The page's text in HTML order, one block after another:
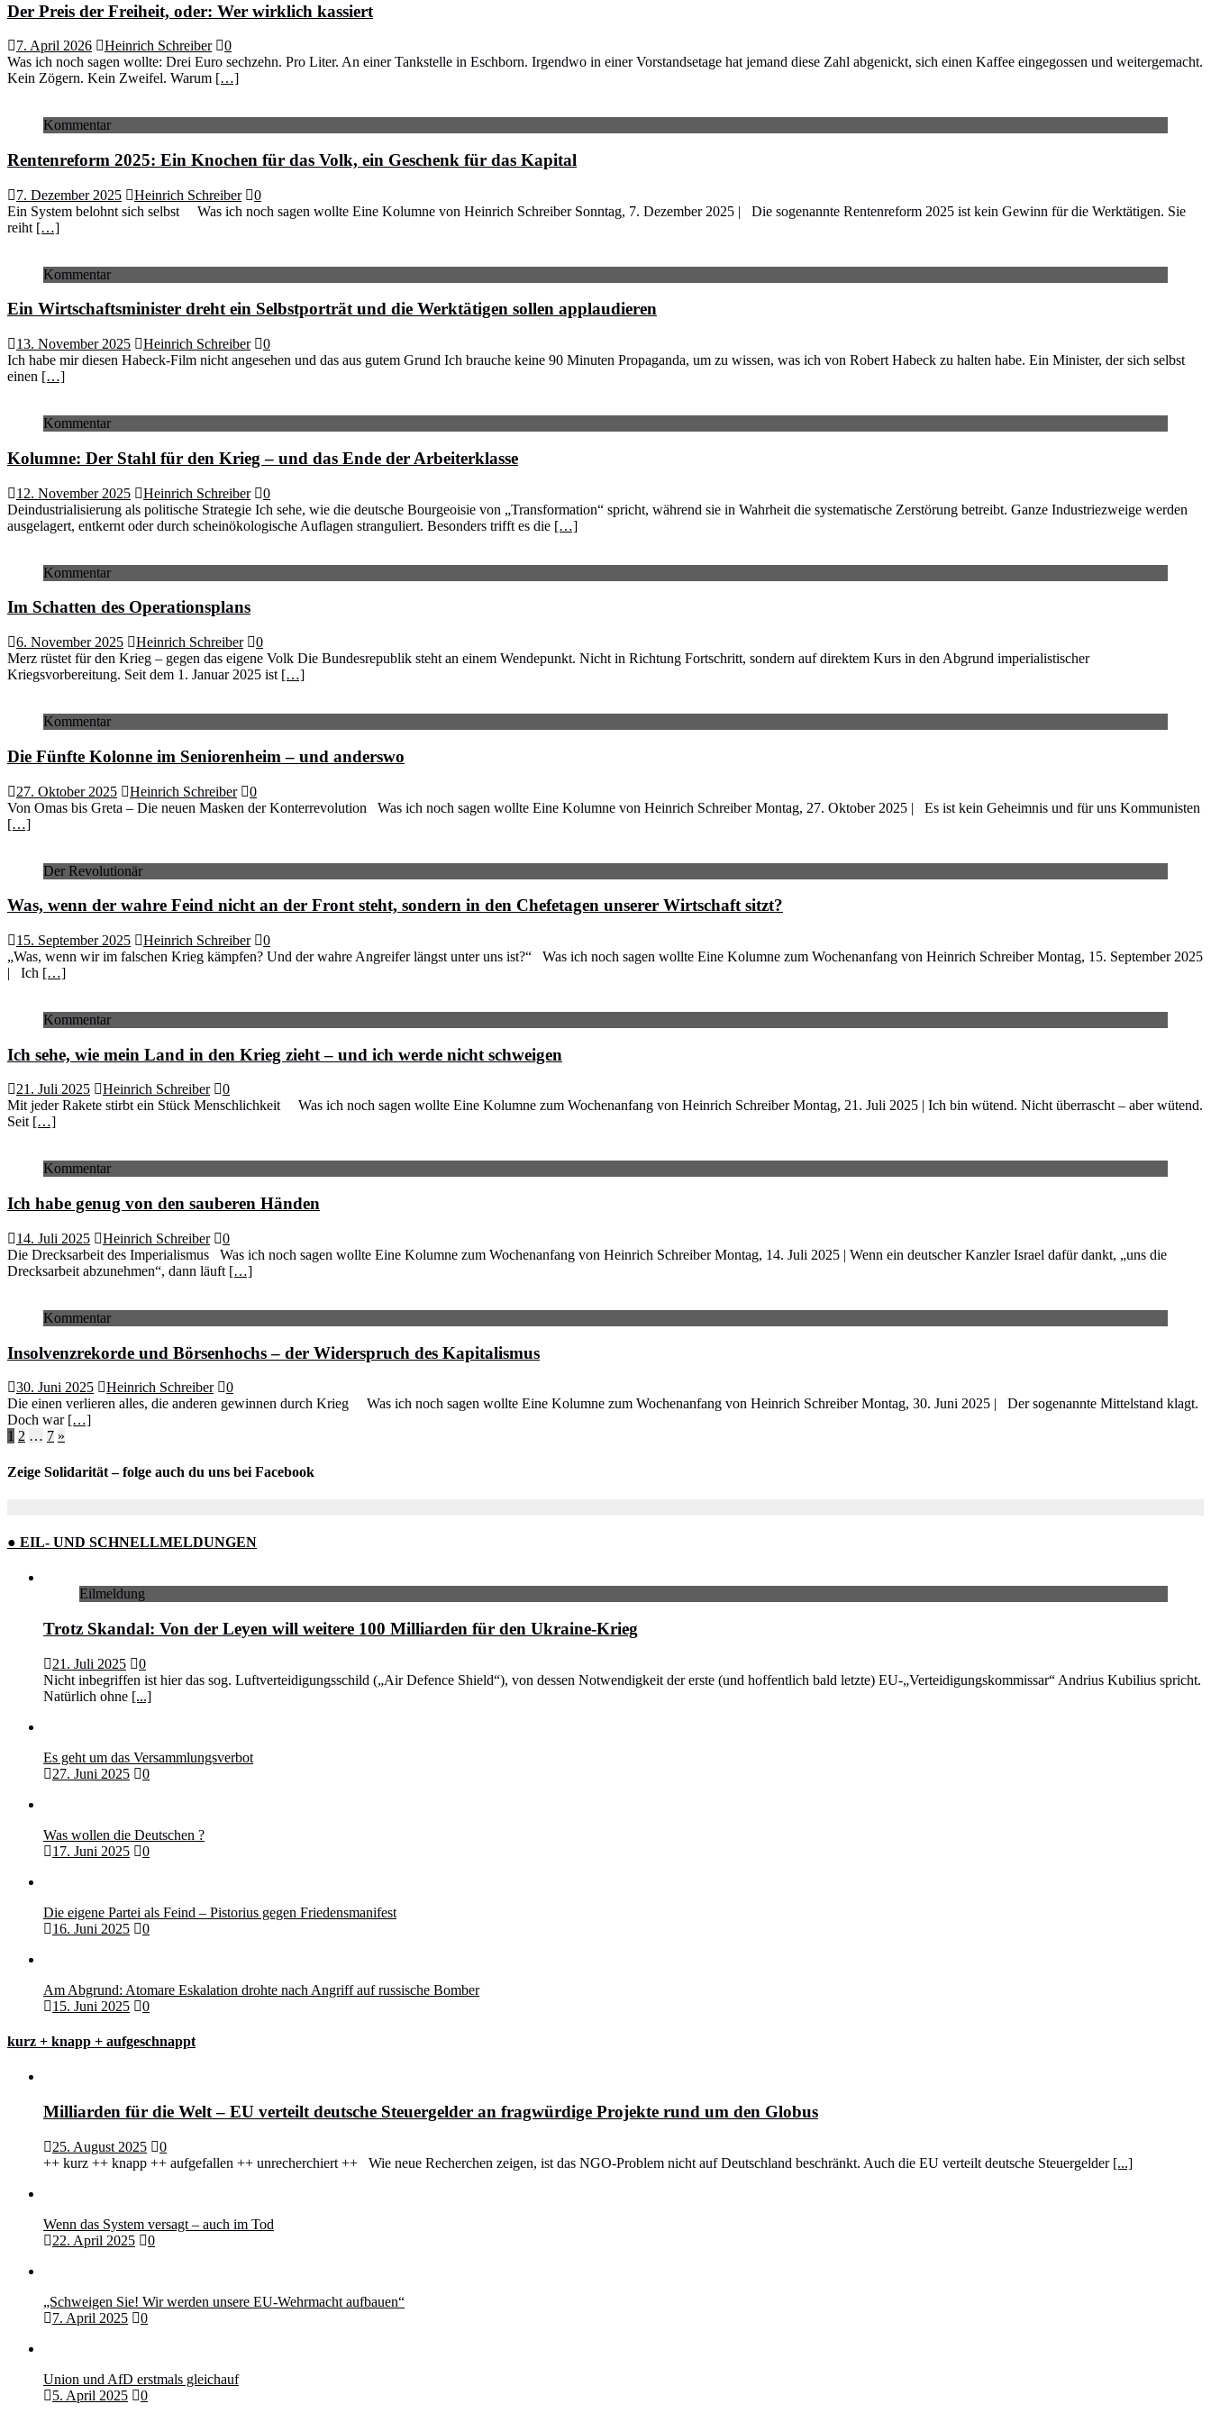
Der Preis der Freiheit, oder: Wer wirklich kassiert
7. April 2026 Heinrich Schreiber
0
Was ich noch sagen wollte: Drei Euro sechzehn. Pro Liter. An einer Tankstelle in Eschborn. Irgendwo in einer Vorstandsetage hat jemand diese Zahl abgenickt, sich einen Kaffee eingegossen und weitergemacht.
Kein Zögern. Kein Zweifel. Warum […]
Kommentar
Rentenreform 2025: Ein Knochen für das Volk, ein Geschenk für das Kapital
7. Dezember 2025 Heinrich Schreiber
0
Ein System belohnt sich selbst Was ich noch sagen wollte Eine Kolumne von Heinrich Schreiber Sonntag, 7. Dezember 2025 | Die sogenannte Rentenreform 2025 ist kein Gewinn für die Werktätigen. Sie
reiht […]
Kommentar
Ein Wirtschaftsminister dreht ein Selbstporträt und die Werktätigen sollen applaudieren
13. November 2025 Heinrich Schreiber
0
Ich habe mir diesen Habeck-Film nicht angesehen und das aus gutem Grund Ich brauche keine 90 Minuten Propaganda, um zu wissen, was ich von Robert Habeck zu halten habe. Ein Minister, der sich selbst
einen […]
Kommentar
Kolumne: Der Stahl für den Krieg – und das Ende der Arbeiterklasse
12. November 2025 Heinrich Schreiber
0
Deindustrialisierung als politische Strategie Ich sehe, wie die deutsche Bourgeoisie von „Transformation“ spricht, während sie in Wahrheit die systematische Zerstörung betreibt. Ganze Industriezweige werden
ausgelagert, entkernt oder durch scheinökologische Auflagen stranguliert. Besonders trifft es die […]
Kommentar
Im Schatten des Operationsplans
6. November 2025 Heinrich Schreiber
0
Merz rüstet für den Krieg – gegen das eigene Volk Die Bundesrepublik steht an einem Wendepunkt. Nicht in Richtung Fortschritt, sondern auf direktem Kurs in den Abgrund imperialistischer
Kriegsvorbereitung. Seit dem 1. Januar 2025 ist […]
Kommentar
Die Fünfte Kolonne im Seniorenheim – und anderswo
27. Oktober 2025 Heinrich Schreiber
0
Von Omas bis Greta – Die neuen Masken der Konterrevolution Was ich noch sagen wollte Eine Kolumne von Heinrich Schreiber Montag, 27. Oktober 2025 | Es ist kein Geheimnis und für uns Kommunisten
[…]
Der Revolutionär
Was, wenn der wahre Feind nicht an der Front steht, sondern in den Chefetagen unserer Wirtschaft sitzt?
15. September 2025 Heinrich Schreiber
0
„Was, wenn wir im falschen Krieg kämpfen? Und der wahre Angreifer längst unter uns ist?“ Was ich noch sagen wollte Eine Kolumne zum Wochenanfang von Heinrich Schreiber Montag, 15. September 2025
| Ich […]
Kommentar
Ich sehe, wie mein Land in den Krieg zieht – und ich werde nicht schweigen
21. Juli 2025 Heinrich Schreiber
0
Mit jeder Rakete stirbt ein Stück Menschlichkeit Was ich noch sagen wollte Eine Kolumne zum Wochenanfang von Heinrich Schreiber Montag, 21. Juli 2025 | Ich bin wütend. Nicht überrascht – aber wütend.
Seit […]
Kommentar
Ich habe genug von den sauberen Händen
14. Juli 2025 Heinrich Schreiber
0
Die Drecksarbeit des Imperialismus Was ich noch sagen wollte Eine Kolumne zum Wochenanfang von Heinrich Schreiber Montag, 14. Juli 2025 | Wenn ein deutscher Kanzler Israel dafür dankt, „uns die
Drecksarbeit abzunehmen“, dann läuft […]
Kommentar
Insolvenzrekorde und Börsenhochs – der Widerspruch des Kapitalismus
30. Juni 2025 Heinrich Schreiber
0
Die einen verlieren alles, die anderen gewinnen durch Krieg Was ich noch sagen wollte Eine Kolumne zum Wochenanfang von Heinrich Schreiber Montag, 30. Juni 2025 | Der sogenannte Mittelstand klagt.
Doch war […]
Seitennummerierung
der
1 2 … 7 »
Zeige Solidarität – folge auch du uns bei Facebook
● EIL- UND SCHNELLMELDUNGEN
Eilmeldung
Trotz Skandal: Von der Leyen will weitere 100 Milliarden für den Ukraine-Krieg
21. Juli 2025
0
Nicht inbegriffen ist hier das sog. Luftverteidigungsschild („Air Defence Shield“), von dessen Notwendigkeit der erste (und hoffentlich bald letzte) EU-„Verteidigungskommissar“ Andrius Kubilius spricht.
Natürlich ohne [...]
Es geht um das Versammlungsverbot
27. Juni 2025
0
Was wollen die Deutschen ?
17. Juni 2025
0
Die eigene Partei als Feind – Pistorius gegen Friedensmanifest
16. Juni 2025
0
Am Abgrund: Atomare Eskalation drohte nach Angriff auf russische Bomber
15. Juni 2025
0
kurz + knapp + aufgeschnappt
Milliarden für die Welt – EU verteilt deutsche Steuergelder an fragwürdige Projekte rund um den Globus
25. August 2025
0
++ kurz ++ knapp ++ aufgefallen ++ unrecherchiert ++ Wie neue Recherchen zeigen, ist das NGO-Problem nicht auf Deutschland beschränkt. Auch die EU verteilt deutsche Steuergelder [...]
Wenn das System versagt – auch im Tod
22. April 2025
0
„Schweigen Sie! Wir werden unsere EU-Wehrmacht aufbauen“
7. April 2025
0
Union und AfD erstmals gleichauf
5. April 2025
0